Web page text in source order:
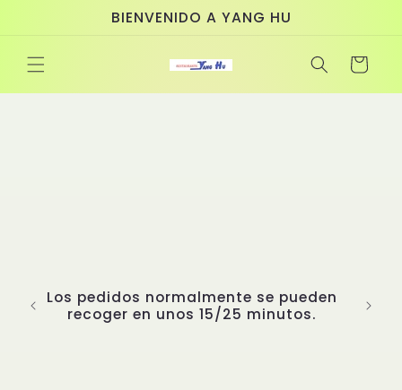
BIENVENIDO A YANG HU
Carrito
Los pedidos normalmente se pueden
recoger en unos 15/25 minutos.